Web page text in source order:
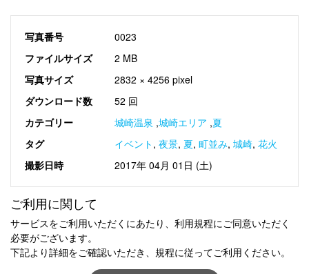
写真番号
0023
ファイルサイズ
2 MB
写真サイズ
2832 × 4256 pixel
ダウンロード数
52 回
カテゴリー
城崎温泉 ,城崎エリア ,夏
タグ
イベント , 夜景, 夏, 町並み, 城崎, 花火
撮影日時
2017年 04月 01日 (土)
ご利用に関して
サービスをご利用いただくにあたり、利用規程にご同意いただく
必要がございます。
下記より詳細をご確認いただき、規程に従ってご利用ください。